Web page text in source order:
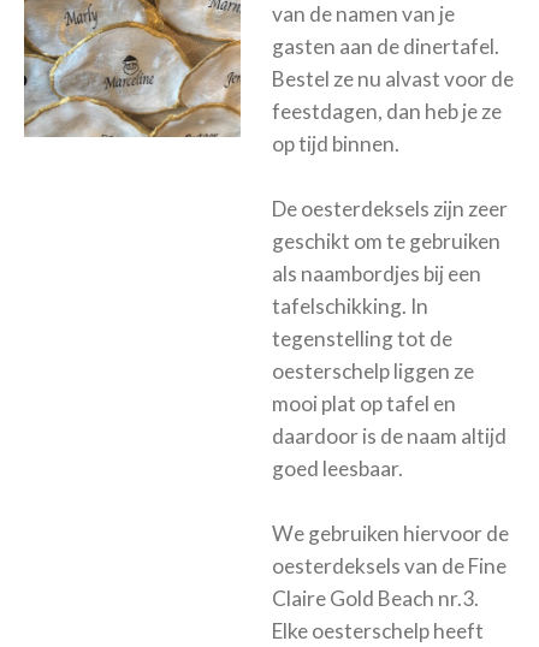
van de namen van je
gasten aan de dinertafel.
Bestel ze nu alvast voor de
feestdagen, dan heb je ze
op tijd binnen.
De oesterdeksels zijn zeer
geschikt om te gebruiken
als naambordjes bij een
tafelschikking. In
tegenstelling tot de
oesterschelp liggen ze
mooi plat op tafel en
daardoor is de naam altijd
goed leesbaar.
We gebruiken hiervoor de
oesterdeksels van de Fine
Claire Gold Beach nr.3.
Elke oesterschelp heeft